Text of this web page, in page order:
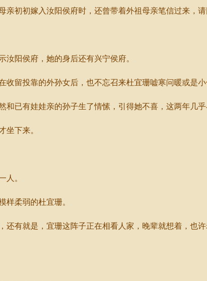
初嫁入汝阳侯府时，还曾带着外祖母亲笔信过来，请
阳侯府，她的身后还有兴宁侯府。
留投靠的外孙女后，也不忘召来杜宜珊嘘寒问暖或是小
有娃娃亲的孙子生了情愫，引得她不喜，这两年几乎
下来。
人。
柔弱的杜宜珊。
就是，宜珊这阵子正在相看人家，晚辈就想着，也